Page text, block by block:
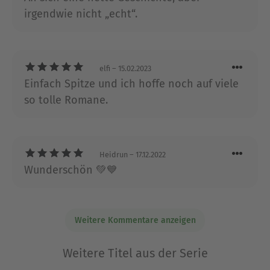
Doch Aeryn weiß, dass sie ihr Herz nicht zu sehr
öffnen sollte, schließlich sind die O’Sullivan-Jungs
Der dritte Band der berührenden Liebesroman-
Irland – Von Cider bis Liebe
abgeschlossen und können unabhängig
voneinander gelesen werden.
Madita Tietgen wurde 1995 als Jüngste von sechs
Abitur studierte sie Kulturjournalistik und
irgendwie nicht „echt“.
elfi – 15.02.2023
Einfach Spitze und ich hoffe noch auf viele
so tolle Romane.
Heidrun – 17.12.2022
Wunderschön 💚💙
Weitere Kommentare anzeigen
Weitere Titel aus der Serie